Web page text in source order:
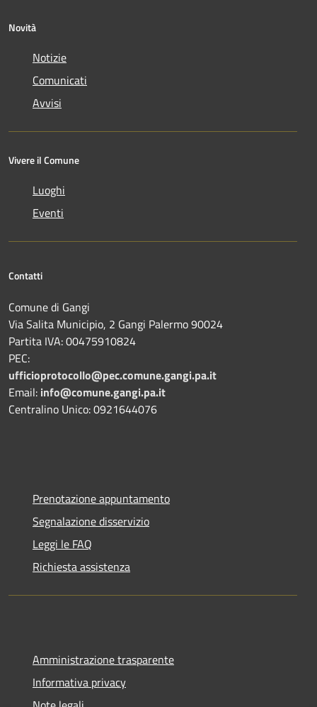
Novità
Notizie
Comunicati
Avvisi
Vivere il Comune
Luoghi
Eventi
Contatti
Comune di Gangi
Via Salita Municipio, 2 Gangi Palermo 90024
Partita IVA: 00475910824
PEC:
ufficioprotocollo@pec.comune.gangi.pa.it
Email: info@comune.gangi.pa.it
Centralino Unico: 0921644076
Prenotazione appuntamento
Segnalazione disservizio
Leggi le FAQ
Richiesta assistenza
Amministrazione trasparente
Informativa privacy